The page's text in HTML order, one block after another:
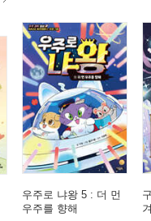
우주로 냐왕 5 : 더 먼
우주를 향해